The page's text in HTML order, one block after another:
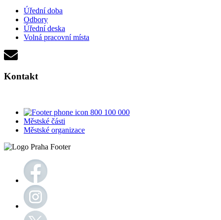
Úřední doba
Odbory
Úřední deska
Volná pracovní místa
Kontakt
800 100 000
Městské části
Městské organizace